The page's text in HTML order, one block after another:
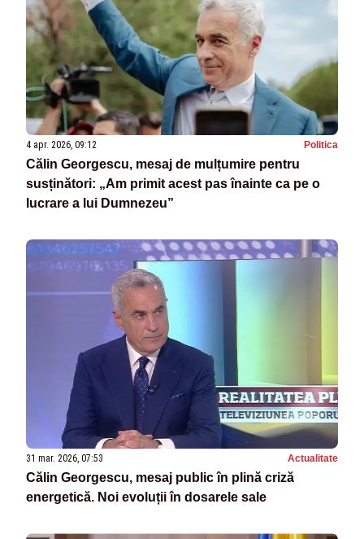
4 apr. 2026, 09:12 Politica
Călin Georgescu, mesaj de mulțumire pentru
susținători: „Am primit acest pas înainte ca pe o
lucrare a lui Dumnezeu”
31 mar. 2026, 07:53 Actualitate
Călin Georgescu, mesaj public în plină criză
energetică. Noi evoluții în dosarele sale